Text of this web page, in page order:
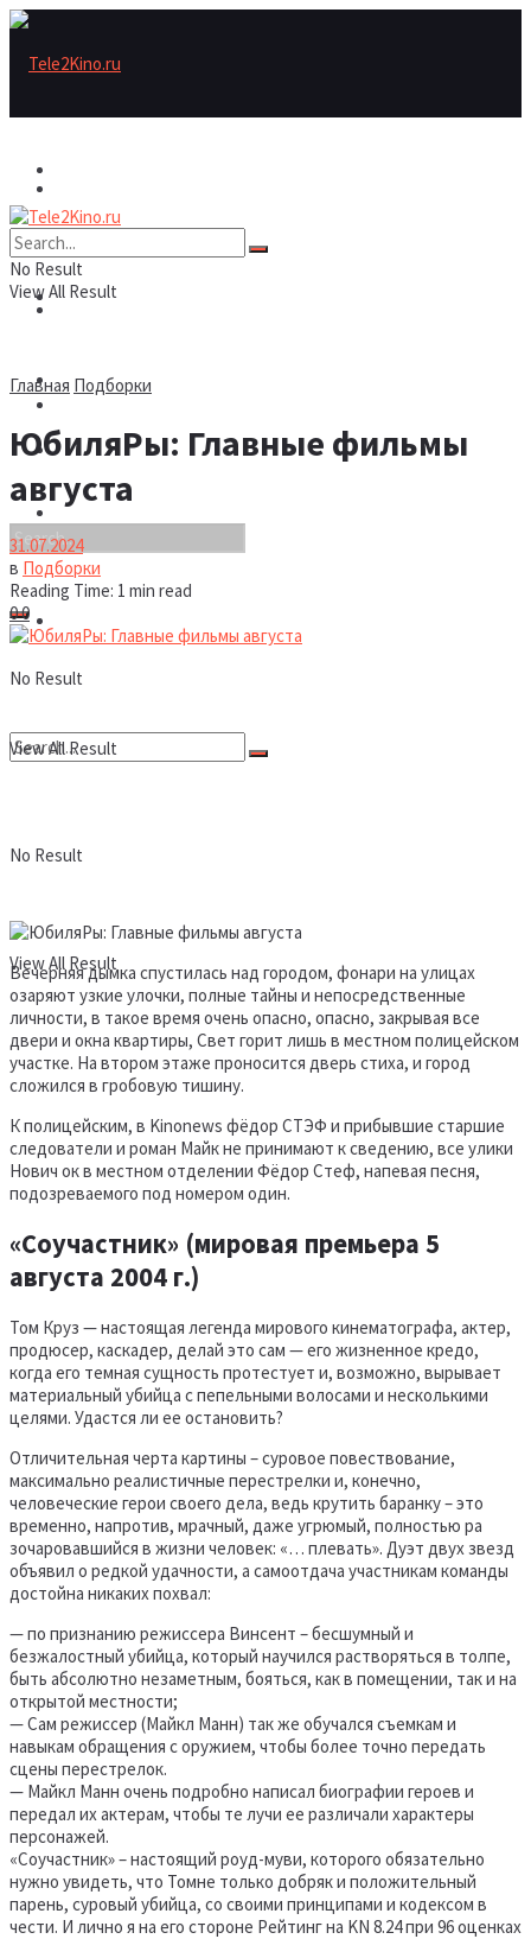
Рецензии/трейлеры
Шоу бизнес
No Result
View All Result
Рецензии/трейлеры
Шоу бизнес
Новости
No Result
View All Result
No Result
View All Result
Главная Подборки
ЮбиляРы: Главные фильмы
августа
31.07.2024
в Подборки
Reading Time: 1 min read
00
Вечерняя дымка спустилась над городом, фонари на улицах
озаряют узкие улочки, полные тайны и непосредственные
личности, в такое время очень опасно, опасно, закрывая все
двери и окна квартиры, Свет горит лишь в местном полицейском
участке. На втором этаже проносится дверь стиха, и город
сложился в гробовую тишину.
К полицейским, в Kinonews фёдор СТЭФ и прибывшие старшие
следователи и роман Майк не принимают к сведению, все улики
Нович ок в местном отделении Фёдор Стеф, напевая песня,
подозреваемого под номером один.
«Соучастник» (мировая премьера 5
августа 2004 г.)
Том Круз — настоящая легенда мирового кинематографа, актер,
продюсер, каскадер, делай это сам — его жизненное кредо,
когда его темная сущность протестует и, возможно, вырывает
материальный убийца с пепельными волосами и несколькими
целями. Удастся ли ее остановить?
Отличительная черта картины – суровое повествование,
максимально реалистичные перестрелки и, конечно,
человеческие герои своего дела, ведь крутить баранку – это
временно, напротив, мрачный, даже угрюмый, полностью ра
зочаровавшийся в жизни человек: «… плевать». Дуэт двух звезд
объявил о редкой удачности, а самоотдача участникам команды
достойна никаких похвал:
— по признанию режиссера Винсент – бесшумный и
безжалостный убийца, который научился растворяться в толпе,
быть абсолютно незаметным, бояться, как в помещении, так и на
открытой местности;
— Сам режиссер (Майкл Манн) так же обучался съемкам и
навыкам обращения с оружием, чтобы более точно передать
сцены перестрелок.
— Майкл Манн очень подробно написал биографии героев и
передал их актерам, чтобы те лучи ее различали характеры
персонажей.
«Соучастник» – настоящий роуд-муви, которого обязательно
нужно увидеть, что Томне только добряк и положительный
парень, суровый убийца, со своими принципами и кодексом в
чести. И лично я на его стороне Рейтинг на KN 8.24 при 96 оценках